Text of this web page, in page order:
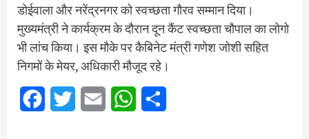
डोईवाला और नरेंद्रनगर को स्वच्छता गौरव सम्मान दिया।
मुख्यमंत्री ने कार्यक्रम के दौरान दून कैंट स्वच्छता चौपाल का लोगो
भी लांच किया। इस मौके पर कैबिनेट मंत्री गणेश जोशी सहित
निगमों के मेयर, अधिकारी मौजूद रहे।
FacebookTwitter Email WhatsApp